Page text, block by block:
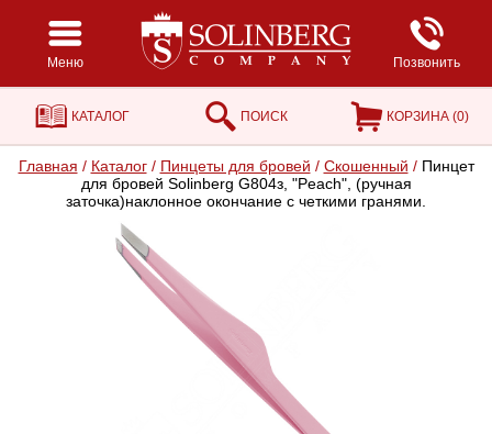
Меню Позвонить
КАТАЛОГ ПОИСК КОРЗИНА (0)
Главная / Каталог / Пинцеты для бровей / Скошенный /Пинцет
для бровей Solinberg G804з, "Peach", (ручная
заточка)наклонное окончание с четкими гранями.